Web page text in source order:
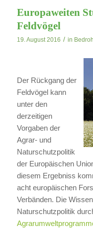
Europaweiten
Feldvögel
19. August 2016 / in
Der Rückgang der
Feldvögel kann
unter den
derzeitigen
Vorgaben der
Agrar- und
Naturschutzpolitik
der Europäischen
diesem Ergebniss
acht europäischen
Verbänden. Die
Naturschutzpolitik